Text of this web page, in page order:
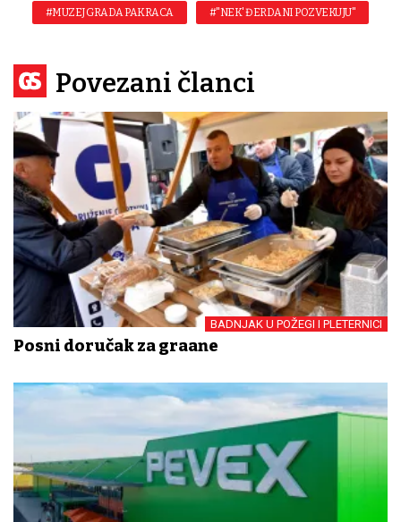
#MUZEJ GRADA PAKRACA #"NEK' ĐERDANI POZVEKUJU"
Povezani članci
BADNJAK U POŽEGI I PLETERNICI
Posni doručak za građane